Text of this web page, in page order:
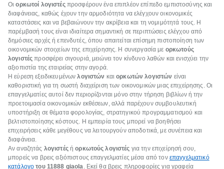
Οιορκωτοί λογιστέςπροσφέρουν ένα επιπλέον επίπεδο εμπιστοσύνης και
διαφάνειας, καθώς έχουν την αρμοδιότητα να ελέγχουν οικονομικές
καταστάσεις και να βεβαιώνουν την ακρίβεια και τη νομιμότητά τους. Η
παρέμβασή τους είναι ιδιαίτερα σημαντική σε περιπτώσεις ελέγχου από
δημόσιες αρχές ή επενδυτές, όπου απαιτείται επίσημη πιστοποίηση των
οικονομικών στοιχείων της επιχείρησης. Η συνεργασία με ορκωτούς
λογιστές προσφέρει σιγουριά, μειώνει τον κίνδυνο λαθών και ενισχύει την
αξιοπιστία της εταιρείας στην αγορά.
Η εύρεση εξειδικευμένωνλογιστών καιορκωτών λογιστών είναι
καθοριστική για τη σωστή διαχείριση των οικονομικών μιας επιχείρησης. Οι
επαγγελματίες αυτοί δεν περιορίζονται μόνο στην τήρηση βιβλίων ή την
προετοιμασία οικονομικών εκθέσεων, αλλά παρέχουν συμβουλευτική
υποστήριξη σε θέματα φορολογίας, στρατηγικού προγραμματισμού και
βελτιστοποίησης κόστους. Η εμπειρία τους μπορεί να βοηθήσει
επιχειρήσεις κάθε μεγέθους να λειτουργούν αποδοτικά, με συνέπεια και
διαφάνεια.
Αν αναζητάς λογιστέςήορκωτούς λογιστές για την επιχείρησή σου,
μπορείς να βρεις αξιόπιστους επαγγελματίες μέσα από τον επαγγελματικό
κατάλογο του 11888 giaola. Εκεί θα βρεις πληροφορίες για γραφεία